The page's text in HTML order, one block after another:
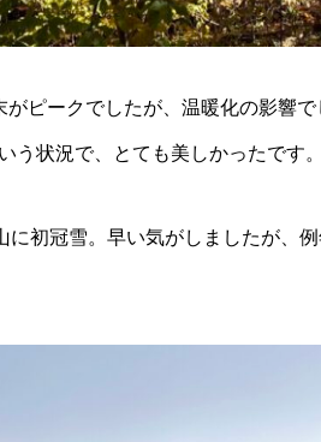
ピークでしたが、温暖化の影響
う状況で、とても美しかったです。
に初冠雪。早い気がしましたが、